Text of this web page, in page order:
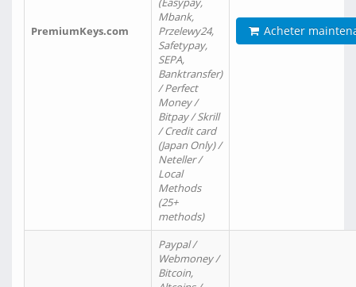
PremiumKeys.com
Mbank,
Przelewy24,
Safetypay,
SEPA,
Banktransfer)
/ Perfect
Money /
Bitpay / Skrill
/ Credit card
(Japan Only) /
Neteller /
Local
Methods
(25+
methods)
Acheter
Paypal /
Webmoney /
Bitcoin,